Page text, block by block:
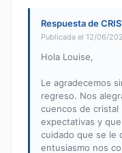
Respuesta de
Publicada el 12/06/
Hola Louise,
Le agradecemos
regreso. Nos
cuencos de cristal
expectativas y
cuidado que se le
entusiasmo nos